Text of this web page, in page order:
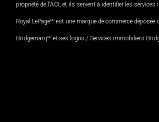
propriété de l'ACI, et ils servent à identifier les
Royal LePageMD est une marque de commerce
BridgemarqMD et ses logos / Services immobiliers